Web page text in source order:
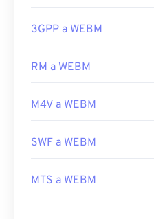
3GPP a WEBM
RM a WEBM
M4V a WEBM
SWF a WEBM
MTS a WEBM